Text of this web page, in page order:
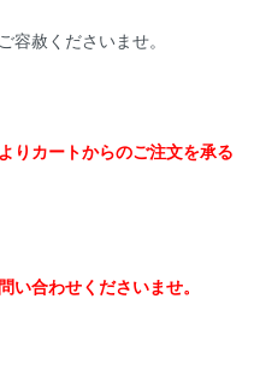
容赦くださいませ。
りカートからのご注文を承る
い合わせくださいませ。